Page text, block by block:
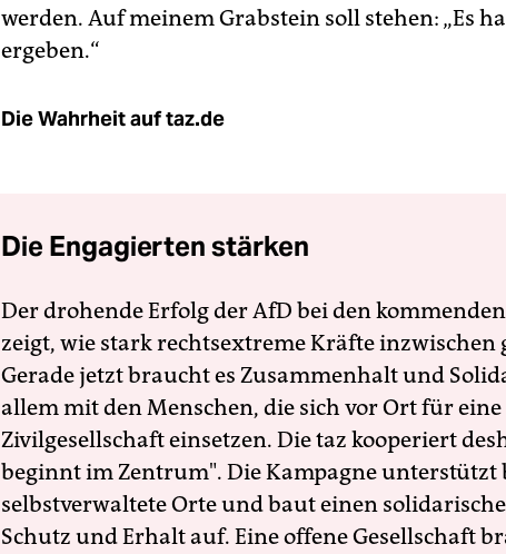
werden. Auf meinem Grabstein soll stehen: „Es
ergeben.“
Die Wahrheit auf taz.de
Die Engagierten stärken
Der drohende Erfolg der AfD bei den
zeigt, wie stark rechtsextreme Kräfte inzwischen
Gerade jetzt braucht es Zusammenhalt und
allem mit den Menschen, die sich vor Ort für
Zivilgesellschaft einsetzen. Die taz kooperiert
beginnt im Zentrum". Die Kampagne unterstützt
selbstverwaltete Orte und baut einen
Schutz und Erhalt auf. Eine offene Gesellschaft